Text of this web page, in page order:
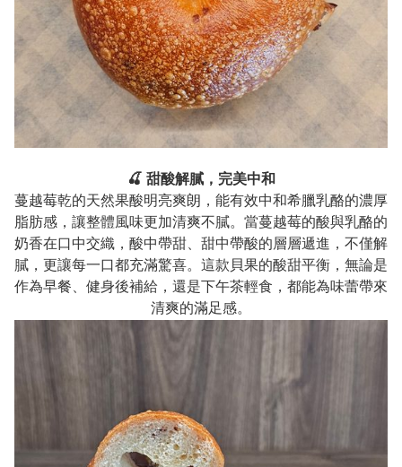
🍒 甜酸解膩，完美中和
蔓越莓乾的天然果酸明亮爽朗，能有效中和希臘乳酪的濃厚
脂肪感，讓整體風味更加清爽不膩。當蔓越莓的酸與乳酪的
奶香在口中交織，酸中帶甜、甜中帶酸的層層遞進，不僅解
膩，更讓每一口都充滿驚喜。這款貝果的酸甜平衡，無論是
作為早餐、健身後補給，還是下午茶輕食，都能為味蕾帶來
清爽的滿足感。